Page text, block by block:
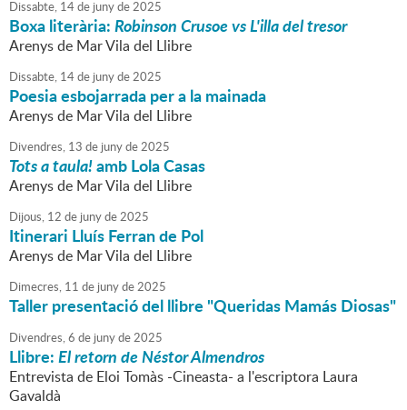
Dissabte, 14de junyde2025
Boxa literària:Robinson Crusoe vs L'illa del tresor
Arenys de Mar Vila del Llibre
Dissabte, 14de junyde2025
Poesia esbojarrada per a la mainada
Arenys de Mar Vila del Llibre
Divendres, 13 de junyde2025
Tots a taula!amb Lola Casas
Arenys de Mar Vila del Llibre
Dijous, 12 de junyde2025
Itinerari Lluís Ferran de Pol
Arenys de Mar Vila del Llibre
Dimecres, 11 de junyde2025
Taller presentació del llibre "Queridas Mamás Diosas"
Divendres,6 de junyde2025
Llibre:El retorn de Néstor Almendros
Entrevista de Eloi Tomàs -Cineasta- a l'escriptora Laura
Gavaldà